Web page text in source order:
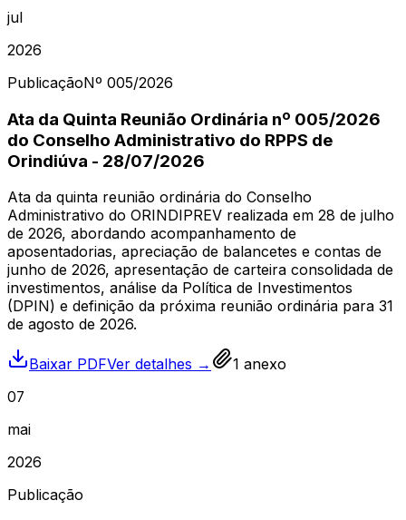
jul
2026
PublicaçãoNº 005/2026
Ata da Quinta Reunião Ordinária nº 005/2026
do Conselho Administrativo do RPPS de
Orindiúva - 28/07/2026
Ata da quinta reunião ordinária do Conselho
Administrativo do ORINDIPREV realizada em 28 de julho
de 2026, abordando acompanhamento de
aposentadorias, apreciação de balancetes e contas de
junho de 2026, apresentação de carteira consolidada de
investimentos, análise da Política de Investimentos
(DPIN) e definição da próxima reunião ordinária para 31
de agosto de 2026.
Baixar PDFVer detalhes → 1 anexo
07
mai
2026
Publicação